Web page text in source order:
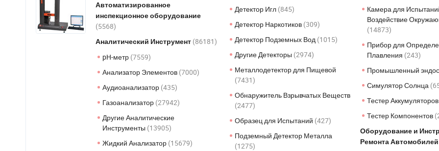
Автоматизированное
инспекционное оборудование
(5568)
Аналитический Инструмент (86181)
pH-метр (7559)
Анализатор Элементов (7000)
Аудиоанализатор (435)
Газоанализатор (27942)
Другие Аналитические
Инструменты (13905)
Жидкий Анализатор (15679)
Детектор Игл (845)
Детектор Наркотиков (309)
Детектор Подземных Вод (1015)
Другие Детекторы (2974)
Металлодетектор для Пищевой
(7431)
Обнаружитель Взрывчатых Веществ
(2477)
Образец для Испытаний (427)
Подземный Детектор Металла
(1275)
Камера для
Воздействие
(14873)
Прибор для
Плавления (243)
Промышленный
Симулятор Солнца
Тестер Аккумуляторов
Тестер Компонентов
Оборудование и
Ремонта Автомобилей